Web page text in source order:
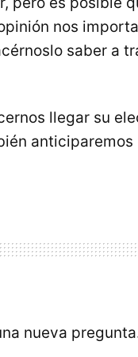
nos
saber a
llegar su
anticiparemos
nueva